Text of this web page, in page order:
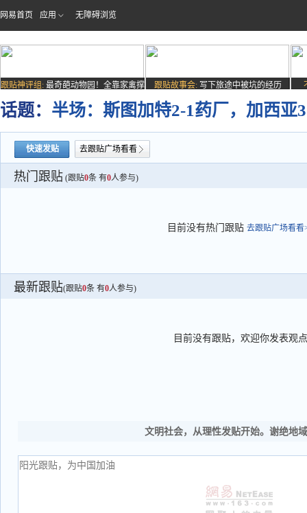
网易首页 应用 无障碍浏览
跟贴神评组: 最奇葩动物园！全靠家禽撑
场子
跟贴故事会: 写下旅途中被坑的经历
话题： 半场：斯图加特2-1药厂，加西亚
快速发贴 去跟贴广场看看
热门跟贴 (跟贴0条 有0人参与)
目前没有热门跟贴 去跟贴广场看看
最新跟贴(跟贴0条 有0人参与)
目前没有跟贴，欢迎你发表观点
文明社会，从理性发贴开始。谢绝地